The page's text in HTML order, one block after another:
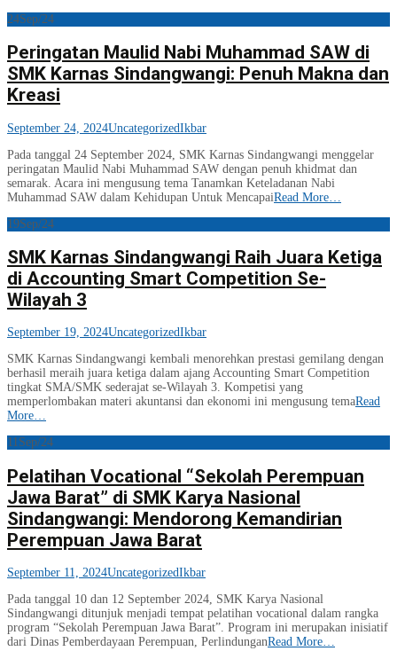
24Sep/24
Peringatan Maulid Nabi Muhammad SAW di
SMK Karnas Sindangwangi: Penuh Makna dan
Kreasi
September 24, 2024UncategorizedIkbar
Pada tanggal 24 September 2024, SMK Karnas Sindangwangi menggelar
peringatan Maulid Nabi Muhammad SAW dengan penuh khidmat dan
semarak. Acara ini mengusung tema Tanamkan Keteladanan Nabi
Muhammad SAW dalam Kehidupan Untuk MencapaiRead More…
19Sep/24
SMK Karnas Sindangwangi Raih Juara Ketiga
di Accounting Smart Competition Se-
Wilayah 3
September 19, 2024UncategorizedIkbar
SMK Karnas Sindangwangi kembali menorehkan prestasi gemilang dengan
berhasil meraih juara ketiga dalam ajang Accounting Smart Competition
tingkat SMA/SMK sederajat se-Wilayah 3. Kompetisi yang
memperlombakan materi akuntansi dan ekonomi ini mengusung temaRead
More…
11Sep/24
Pelatihan Vocational “Sekolah Perempuan
Jawa Barat” di SMK Karya Nasional
Sindangwangi: Mendorong Kemandirian
Perempuan Jawa Barat
September 11, 2024UncategorizedIkbar
Pada tanggal 10 dan 12 September 2024, SMK Karya Nasional
Sindangwangi ditunjuk menjadi tempat pelatihan vocational dalam rangka
program “Sekolah Perempuan Jawa Barat”. Program ini merupakan inisiatif
dari Dinas Pemberdayaan Perempuan, PerlindunganRead More…